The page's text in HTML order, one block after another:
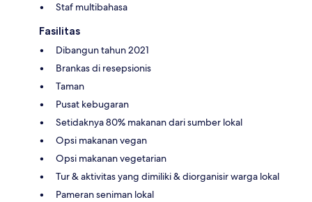
Staf multibahasa
Fasilitas
Dibangun tahun 2021
Brankas di resepsionis
Taman
Pusat kebugaran
Setidaknya 80% makanan dari sumber lokal
Opsi makanan vegan
Opsi makanan vegetarian
Tur & aktivitas yang dimiliki & diorganisir warga lokal
Pameran seniman lokal